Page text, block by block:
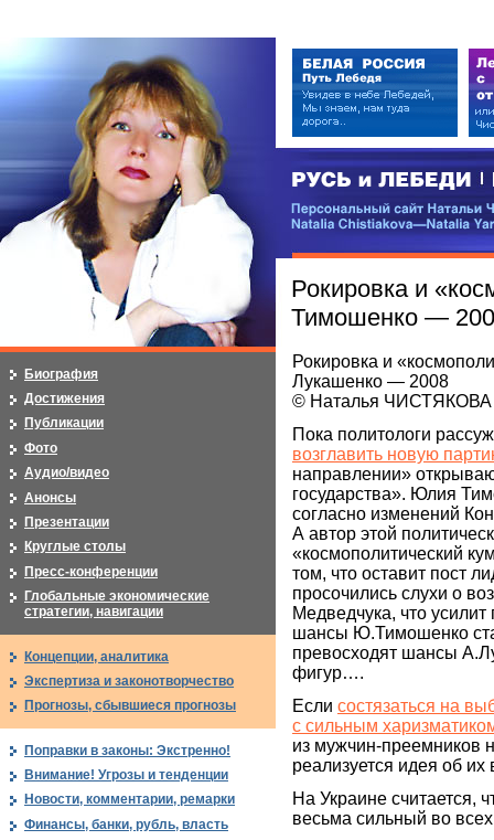
РУСЬ и ЛЕБЕДИ | RUSI —
Персональный сайт Натальи
Рокировка и
Тимошенко —
Рокировка и
Лукашенко — 2008
© Наталья ЧИСТЯКОВА
Пока политологи
возглавить новую
направлении»
государства». Юлия
согласно изменений
А автор этой
«космополитический
том, что оставит пост
просочились слухи о
Медведчука, что
шансы Ю.Тимошенко
превосходят шансы
фигур….
Если состязаться на
с сильным
из мужчин-преемников
реализуется идея об
На Украине считается,
весьма сильный во
Биография
Достижения
Публикации
Фото
Аудио/видео
Анонсы
Презентации
Круглые столы
Пресс-конференции
Глобальные экономические
стратегии, навигации
Концепции, аналитика
Экспертиза и законотворчество
Прогнозы, сбывшиеся прогнозы
Поправки в законы: Экстренно!
Внимание! Угрозы и тенденции
Новости, комментарии, ремарки
Финансы, банки, рубль, власть